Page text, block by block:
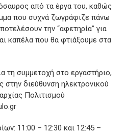
από τα έργα του, καθώς
που συχνά ζωγράφιζε πάνω
την “αφετηρία” για
καπέλα που θα φτιάξουμε στα
τη συμμετοχή στο εργαστήριο,
στην διεύθυνση ηλεκτρονικού
Πολιτισμού
11:00 – 12:30 και 12:45 –